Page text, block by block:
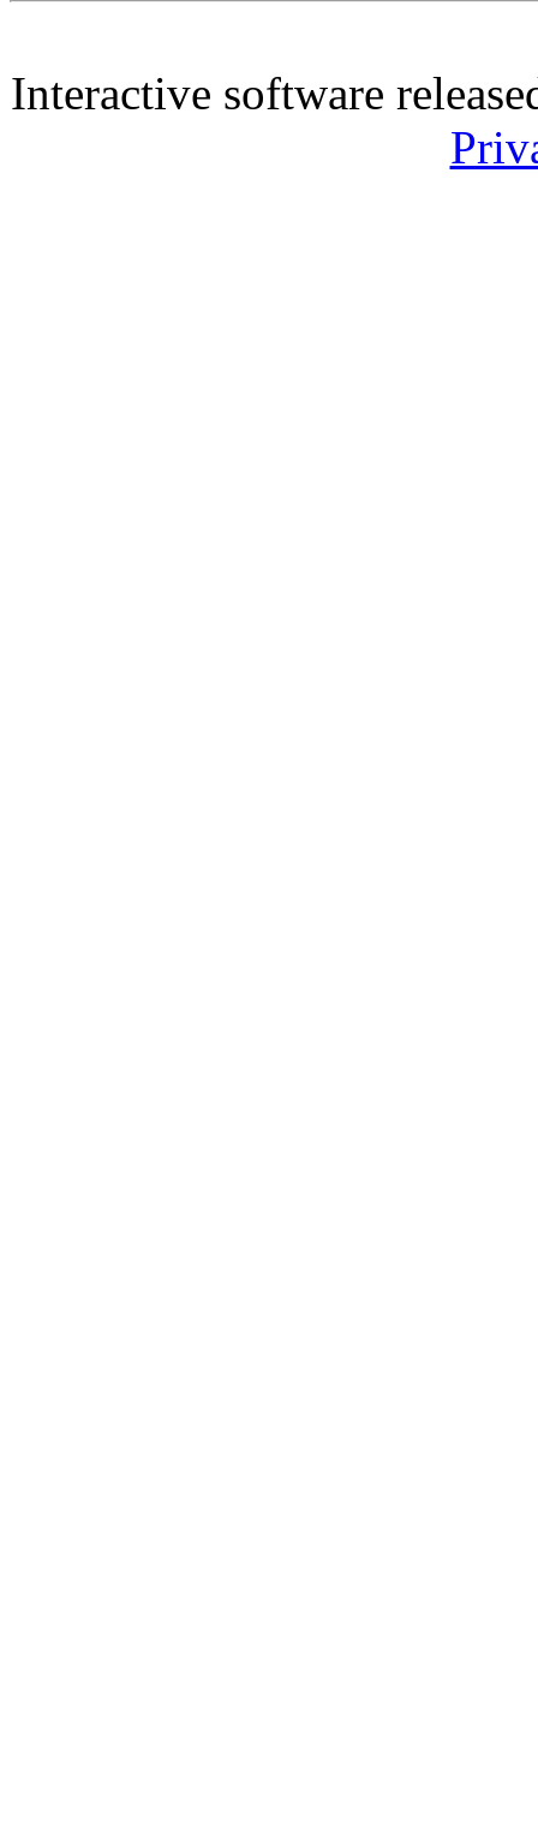
Interactive software